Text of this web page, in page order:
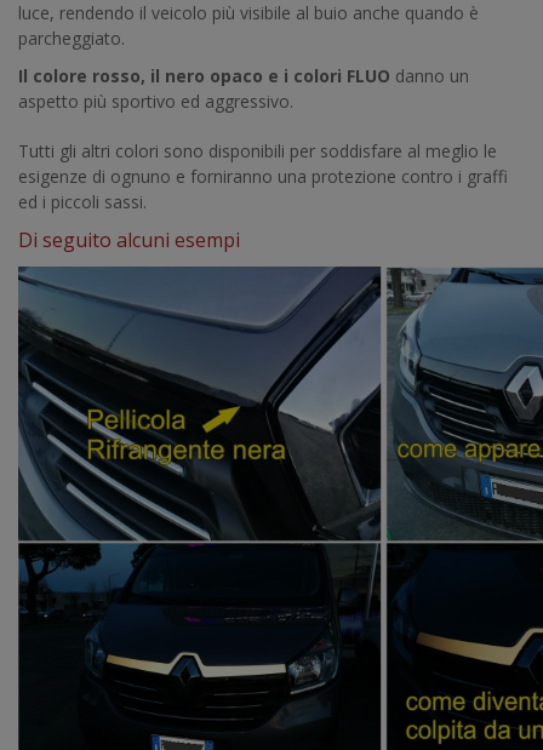
luce, rendendo il veicolo più visibile al buio anche quando è
parcheggiato.
Il colore rosso, il nero opaco e i colori FLUO danno un
aspetto più sportivo ed aggressivo.
Tutti gli altri colori sono disponibili per soddisfare al meglio le
esigenze di ognuno e forniranno una protezione contro i graffi
ed i piccoli sassi.
Di seguito alcuni esempi